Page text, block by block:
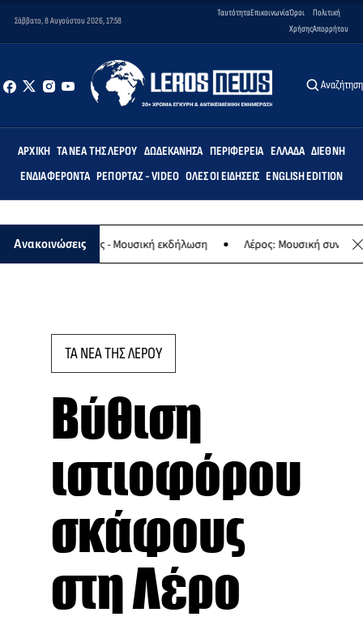
Σάββατο, 8 Αυγούστου 2026, 17:58
ΤαυτότηταΕπικοινωνίαΌροι
Χρήσης
Πολιτική
Απορρήτου
Αναζήτηση
ΑΡΧΙΚΉ ΤΑ ΝΈΑ ΤΗΣ ΛΈΡΟΥ ΔΩΔΕΚΆΝΗΣΑ ΠΕΡΙΦΈΡΕΙΑ ΕΛΛΆΔΑ ΔΙΕΘΝΉ
ΕΝΔΙΑΦΈΡΟΝΤΑ ΡΕΠΟΡΤΆΖ - VIDEO ΌΛΕΣ ΟΙ ΕΙΔΉΣΕΙΣ ENGLISH EDITION
Ανακοινώσεις
της Παναγίας - Μουσική εκδήλωση Λέρος: Μουσική συναυλία
ΤΑ ΝΕΑ ΤΗΣ ΛΕΡΟΥ
Βύθιση
ιστιοφόρου
σκάφους
στη Λέρο